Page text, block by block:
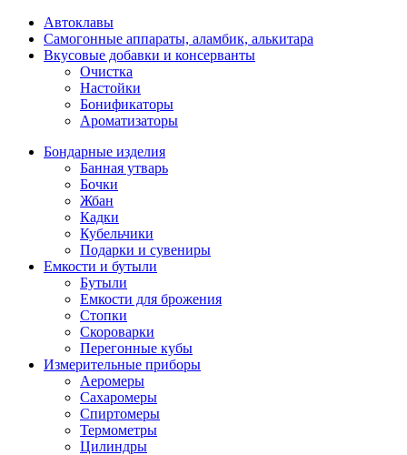
Автоклавы
Самогонные аппараты, аламбик, алькитара
Вкусовые добавки и консерванты
Очистка
Настойки
Бонификаторы
Ароматизаторы
Бондарные изделия
Банная утварь
Бочки
Жбан
Кадки
Кубельчики
Подарки и сувениры
Емкости и бутыли
Бутыли
Емкости для брожения
Стопки
Скороварки
Перегонные кубы
Измерительные приборы
Аеромеры
Сахаромеры
Спиртомеры
Термометры
Цилиндры